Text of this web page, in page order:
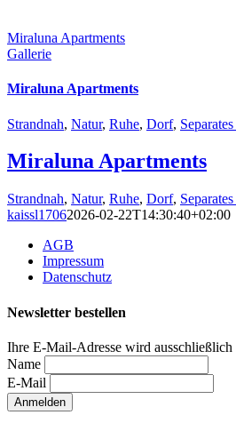
Miraluna Apartments
Gallerie
Miraluna Apartments
Strandnah, Natur, Ruhe, Dorf,
Miraluna Apartments
Strandnah, Natur, Ruhe, Dorf,
kaissl17062026-02-22T14:30:40+02:00
AGB
Impressum
Datenschutz
Newsletter bestellen
Ihre E-Mail-Adresse wird
Name
E-Mail